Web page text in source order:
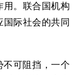
用。联合国机构
际社会的共同
不可阻挡，一个